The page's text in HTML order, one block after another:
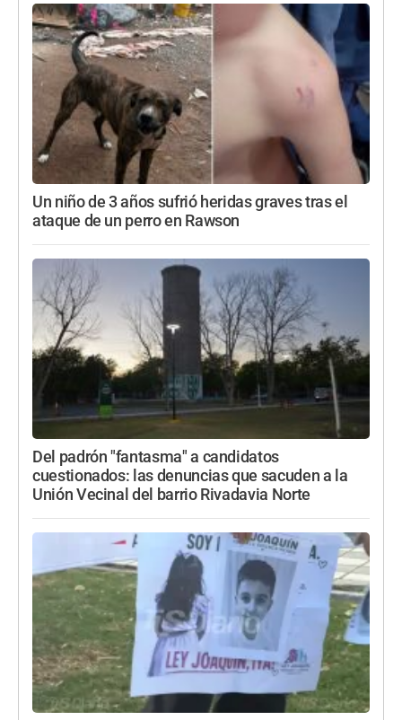
Un niño de 3 años sufrió heridas graves tras el
ataque de un perro en Rawson
Del padrón "fantasma" a candidatos
cuestionados: las denuncias que sacuden a la
Unión Vecinal del barrio Rivadavia Norte